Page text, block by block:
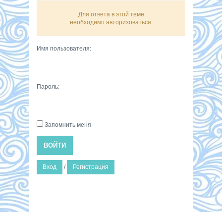
Для ответа в этой теме
необходимо авторизоваться.
Имя пользователя:
Пароль:
Запомнить меня
ВОЙТИ
Вход / Регистрация